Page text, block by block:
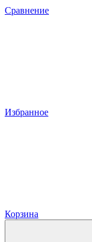
Сравнение
Избранное
Корзина